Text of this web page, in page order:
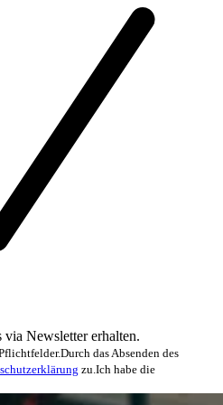
Newsletter erhalten.
Durch das Absenden des
zu. Ich habe die